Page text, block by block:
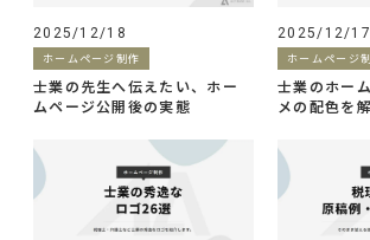
2025/12/18
ホームページ制作
士業の先生へ伝えたい、ホー
ムページ公開後の実態
2025/12/17
ホームページ
士業のホー
メの配色を